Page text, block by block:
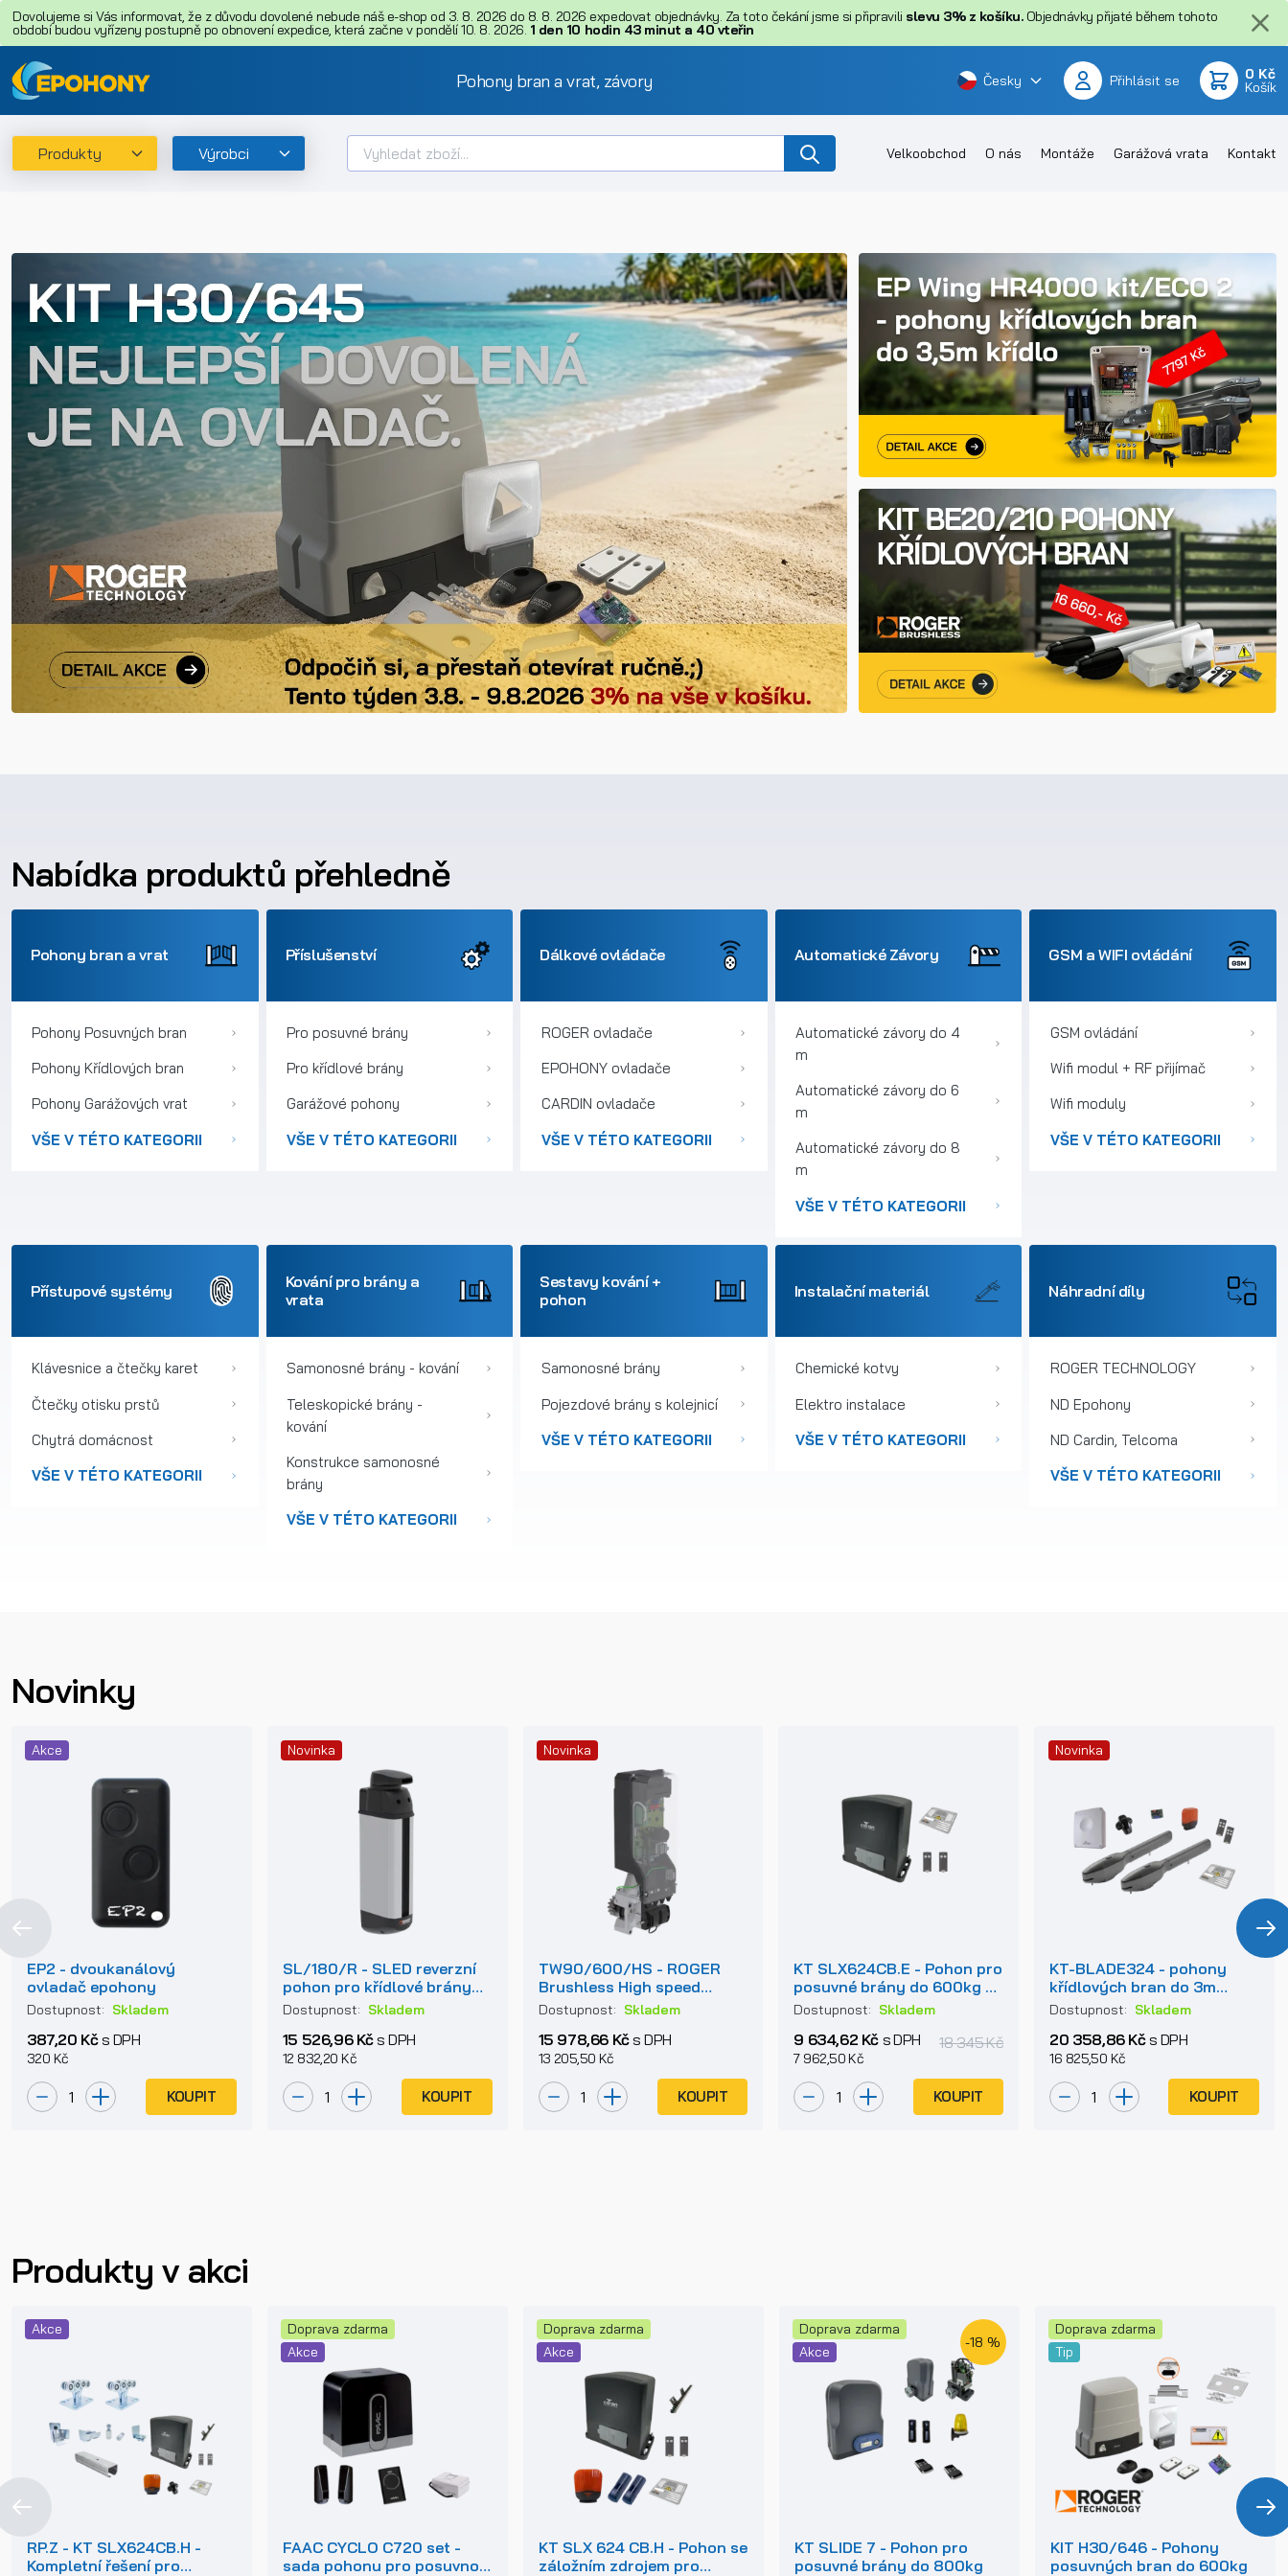
Dovolujeme si Vás informovat, že z důvodu dovolené nebude náš e-shop od 3. 8. 2026 do 8. 8. 2026 expedovat objednávky. Za toto čekání jsme si připravili slevu 3% z košíku.Objednávky přijaté během tohoto
období budou vyřízeny postupně po obnovení expedice, která začne v pondělí 10. 8. 2026. 1 den 10 hodin 43 minut a 38vteřin
Pohony bran a vrat, závory Česky Přihlásit se 0 Kč
Košík
Produkty Výrobci Velkoobchod O nás Montáže Garážová vrata Kontakt
Nabídka produktů přehledně
Pohony bran a vrat
Pohony Posuvných bran
Pohony Křídlových bran
Pohony Garážových vrat
VŠE V TÉTO KATEGORII
Příslušenství
Pro posuvné brány
Pro křídlové brány
Garážové pohony
VŠE V TÉTO KATEGORII
Dálkové ovládače
ROGER ovladače
EPOHONY ovladače
CARDIN ovladače
VŠE V TÉTO KATEGORII
Automatické Závory
Automatické závory do 4
m
Automatické závory do 6
m
Automatické závory do 8
m
VŠE V TÉTO KATEGORII
GSM a WIFI ovládání
GSM ovládání
Wifi modul + RF přijímač
Wifi moduly
VŠE V TÉTO KATEGORII
Přístupové systémy
Klávesnice a čtečky karet
Čtečky otisku prstů
Chytrá domácnost
VŠE V TÉTO KATEGORII
Kování pro brány a
vrata
Samonosné brány - kování
Teleskopické brány -
kování
Konstrukce samonosné
brány
VŠE V TÉTO KATEGORII
Sestavy kování +
pohon
Samonosné brány
Pojezdové brány s kolejnicí
VŠE V TÉTO KATEGORII
Instalační materiál
Chemické kotvy
Elektro instalace
VŠE V TÉTO KATEGORII
Náhradní díly
ROGER TECHNOLOGY
ND Epohony
ND Cardin, Telcoma
VŠE V TÉTO KATEGORII
Novinky
Akce
EP2 - dvoukanálový
ovladač epohony
Dostupnost: Skladem
387,20 Kčs DPH
320 Kč
KOUPIT
Novinka
SL/180/R - SLED reverzní
pohon pro křídlové brány
do max. délky křídla 1,8m
Dostupnost: Skladem
15 526,96 Kčs DPH
12 832,20 Kč
KOUPIT
Novinka
TW90/600/HS - ROGER
Brushless High speed
pohony posuvných bran do
600kg
Dostupnost: Skladem
15 978,66 Kčs DPH
13 205,50 Kč
KOUPIT
KT SLX624CB.E - Pohon pro
posuvné brány do 600kg se
záložním zdrojem
Dostupnost: Skladem
9 634,62 Kč s DPH
7 962,50 Kč
18 345 Kč
KOUPIT
Novinka
KT-BLADE324 - pohony
křídlových bran do 3m
křídla
Dostupnost: Skladem
20 358,86 Kčs DPH
16 825,50 Kč
KOUPIT
Produkty v akci
Akce
RP.Z - KT SLX624CB.H -
Kompletní řešení pro
Doprava zdarma
Akce
FAAC CYCLO C720 set -
sada pohonu pro posuvnou
Doprava zdarma
Akce
KT SLX 624 CB.H - Pohon se
záložním zdrojem pro
Doprava zdarma
Akce
-18 %
KT SLIDE 7 - Pohon pro
posuvné brány do 800kg
Doprava zdarma
Tip
KIT H30/646 - Pohony
posuvných bran do 600kg